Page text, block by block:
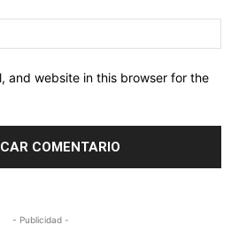
and website in this browser for the
- Publicidad -